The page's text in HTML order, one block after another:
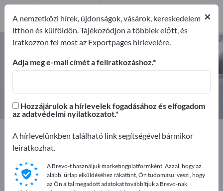
Védő és biztonsági hálók –
gyártók és beszállítók keresése
2
Gyártók
Exportpages
Biztonság és védelem
Biztonsági berendezések
Védő és biztonsági hálók
Hirdessen ingyen az Exportpages-
en!
×
A nemzetközi hírek, újdonságok, vásárok, kereskedelem
itthon és külföldön. Tájékozódjon a többiek előtt, és
iratkozzon fel most az Exportpages hírlevelére.
Adja meg e-mail címét a feliratkozáshoz.
Hozzájárulok a hírlevelek fogadásához és elfogadom
az adatvédelmi nyilatkozatot.
A hírlevelünkben található link segítségével bármikor
leiratkozhat.
A Brevo-t használjuk marketingplatformként. Azzal, hogy az
alábbi űrlap elküldéséhez rákattint, Ön tudomásul veszi, hogy
az Ön által megadott adatokat továbbítjuk a Brevo-nak